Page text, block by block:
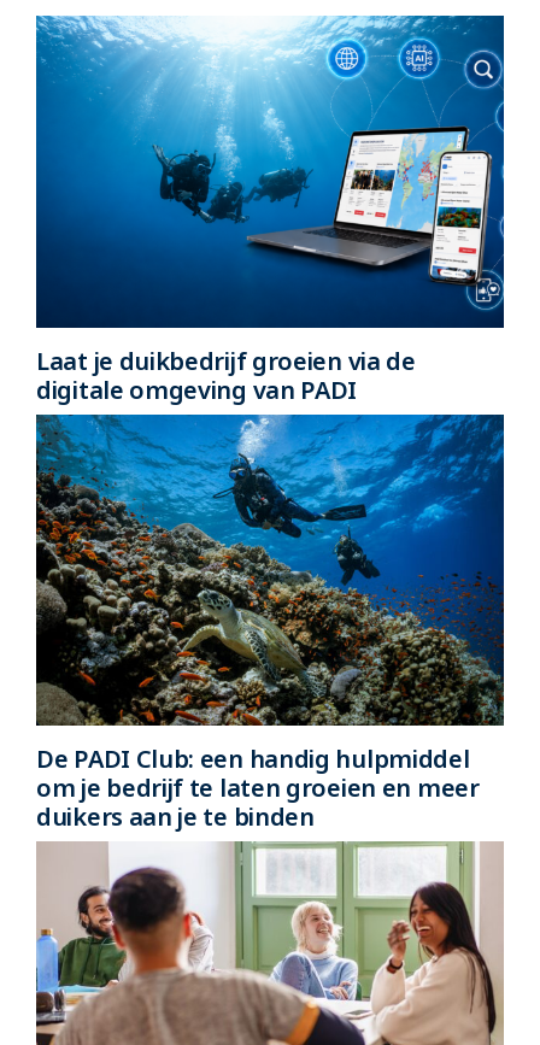
Laat je duikbedrijf groeien via de
digitale omgeving van PADI
De PADI Club: een handig hulpmiddel
om je bedrijf te laten groeien en meer
duikers aan je te binden